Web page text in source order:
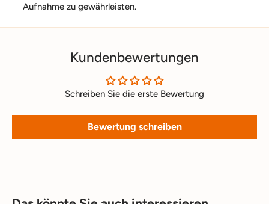
Aufnahme zu gewährleisten.
Kundenbewertungen
Schreiben Sie die erste Bewertung
Bewertung schreiben